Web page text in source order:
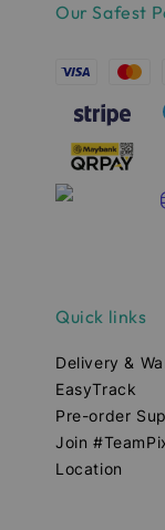
Our Safest
Quick links
Delivery &
EasyTrack
Pre-order
Join
Location